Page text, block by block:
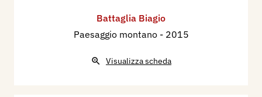
Battaglia Biagio
Paesaggio montano - 2015
Visualizza scheda